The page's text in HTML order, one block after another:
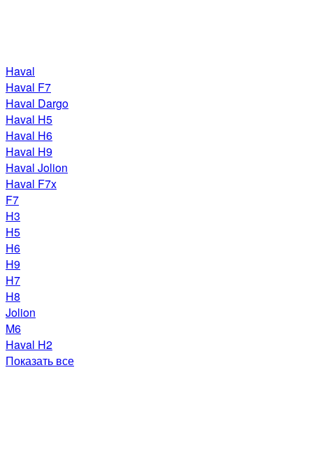
Haval
Haval F7
Haval Dargo
Haval H5
Haval H6
Haval H9
Haval Jolion
Haval F7x
F7
H3
H5
H6
H9
H7
H8
Jolion
M6
Haval H2
Показать все